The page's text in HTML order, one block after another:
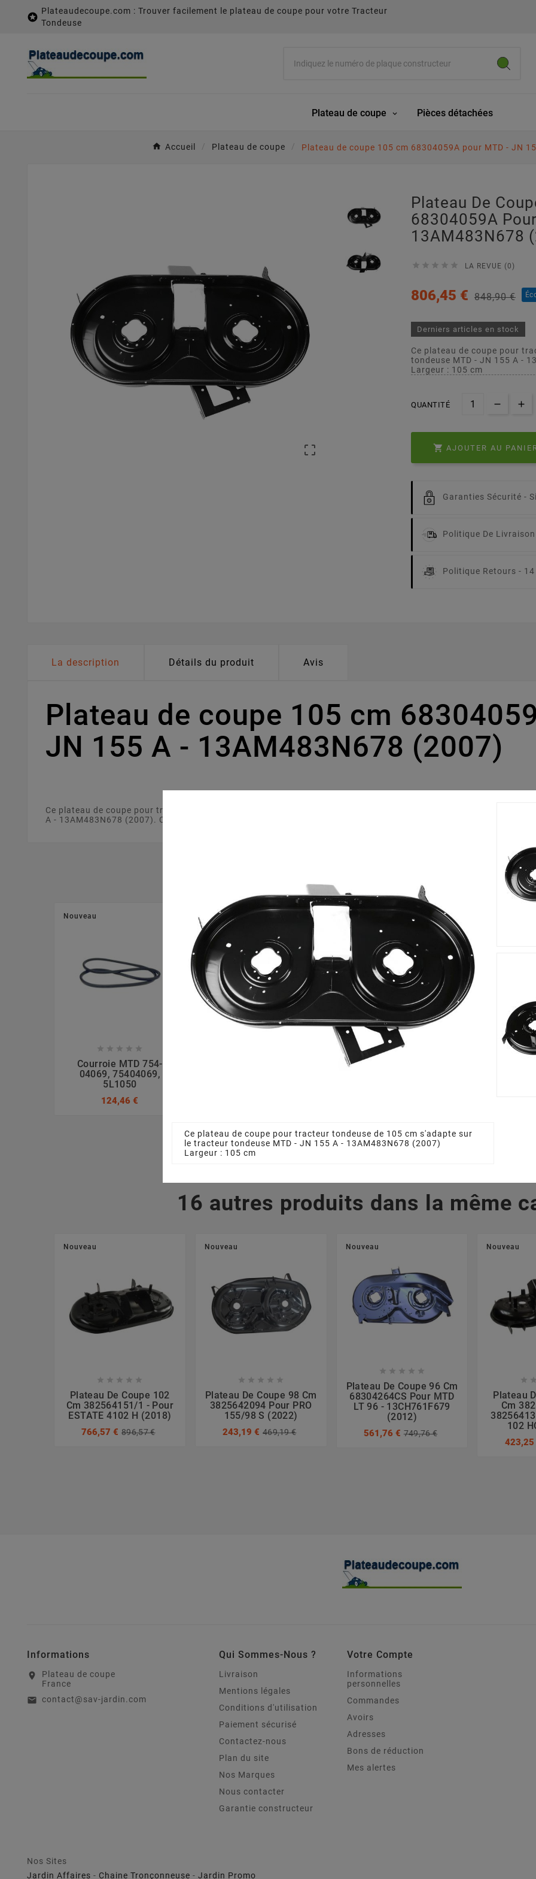

Plateaudecoupe.com : Trouver facilement le plateau de coupe pour votre Tracteur
Tondeuse
Plateau de coupe Pièces détachées
Accueil Plateau de coupe Plateau de coupe 105 cm 68304059A pour MTD - JN

Plateau De
68304059A
13AM483N678
     LA REVUE (0)
806,45 € 848,90 €
Derniers articles en stock
Ce plateau de coupe pour
tondeuse MTD - JN 155 A -
Largeur : 105 cm
QUANTITÉ
 AJOUTER AU
Garanties Sécurité -
Politique De Livraison
Politique Retours -
La description Détails du produit Avis
Plateau de coupe 105 cm
JN 155 A - 13AM483N678 (2007)
Ce plateau de coupe pour tracteur tondeuse de 105 cm s'adapte sur le tracteur tondeuse MTD - JN 155 A -
A - 13AM483N678 (2007). Ce plateau de coupe est fabriqué à partir d'un matériau solide et résistant.
Nouveau
    
Courroie MTD 754-
04069, 75404069,
5L1050
124,46 €
Nouveau Nouveau

Lame Tracteur Tondeuse

Lame
16 autres produits dans la même
Nouveau
    
Plateau De Coupe 102
Cm 382564151/1 - Pour
ESTATE 4102 H (2018)
766,57 € 896,57 €
Nouveau
    
Plateau De Coupe 98 Cm
3825642094 Pour PRO
155/98 S (2022)
243,19 € 469,19 €
Nouveau
    
Plateau De Coupe 96 Cm
68304264CS Pour MTD
LT 96 - 13CH761F679
(2012)
561,76 € 749,76 €
Nouveau
 
Plateau
Cm
102
423,25
Ce plateau de coupe pour tracteur tondeuse de 105 cm s'adapte sur
le tracteur tondeuse MTD - JN 155 A - 13AM483N678 (2007)
Largeur : 105 cm
Informations
location_on
Plateau de coupe
France
email contact@sav-jardin.com
Qui Sommes-Nous ?
Livraison
Mentions légales
Conditions d'utilisation
Paiement sécurisé
Contactez-nous
Plan du site
Nos Marques
Nous contacter
Garantie constructeur
Votre Compte
Informations
personnelles
Commandes
Avoirs
Adresses
Bons de réduction
Mes alertes
Nos Sites
Jardin Affaires - Chaine Tronçonneuse - Jardin Promo